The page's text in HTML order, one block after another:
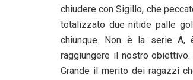
chiudere con Sigillo, che
totalizzato due nitide palle
chiunque. Non è la serie A,
raggiungere il nostro
Grande il merito dei ragazzi